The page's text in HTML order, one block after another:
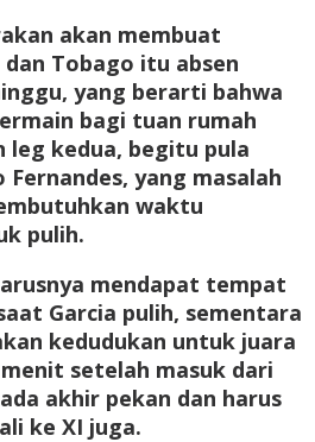
akan membuat
Tobago itu absen
yang berarti bahwa
bagi tuan rumah
kedua, begitu pula
Fernandes, yang masalah
waktu
pulih.
mendapat tempat
Garcia pulih, sementara
kedudukan untuk juara
setelah masuk dari
akhir pekan dan harus
ke XI juga.